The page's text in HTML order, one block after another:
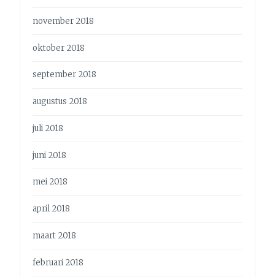
november 2018
oktober 2018
september 2018
augustus 2018
juli 2018
juni 2018
mei 2018
april 2018
maart 2018
februari 2018